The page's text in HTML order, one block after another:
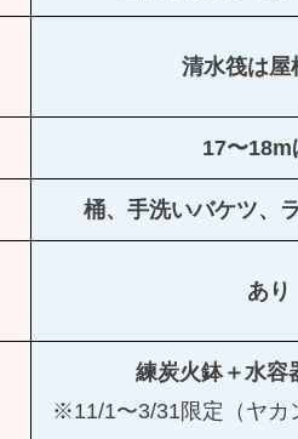
清水筏は屋
17〜18m
桶、手洗いバケツ、
あり
練炭火鉢＋水容
※11/1〜3/31限定（ヤカ